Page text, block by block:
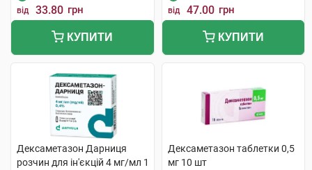
від 33.80 грн
КУПИТИ
від 47.00 грн
КУПИТИ
Дексаметазон Дарниця
розчин для ін'єкцій 4 мг/мл 1
Дексаметазон таблетки 0,5
мг 10 шт